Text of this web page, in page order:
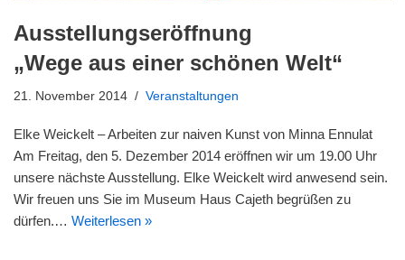
Ausstellungseröffnung
„Wege aus einer schönen Welt“
21. November 2014 Veranstaltungen
Elke Weickelt – Arbeiten zur naiven Kunst von Minna Ennulat
Am Freitag, den 5. Dezember 2014 eröffnen wir um 19.00 Uhr
unsere nächste Ausstellung. Elke Weickelt wird anwesend sein.
Wir freuen uns Sie im Museum Haus Cajeth begrüßen zu
dürfen.… Weiterlesen »